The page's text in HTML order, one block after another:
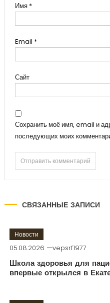
Имя *
Email *
Сайт
Сохранить моё имя, email и
последующих моих
СВЯЗАННЫЕ ЗАПИСИ
Новости
05.08.2026 vepsrf1977
Школа здоровья для
впервые открылся в